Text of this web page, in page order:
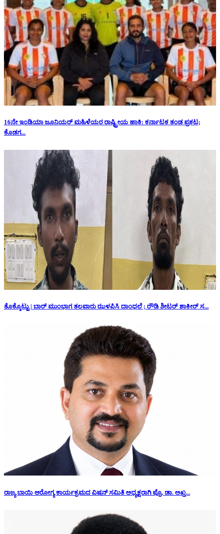
16ನೇ ಇಂಡಿಯಾ ಜೂನಿಯರ್ ಮಹಿಳೆಯರ ರಾಷ್ಟ್ರೀಯ ಹಾಕಿ: ಕರ್ನಾಟಕ ತಂಡ ಪ್ರಕಟ;
ಕೊಡಗ...
ತೊಕ್ಕೊಟ್ಟು | ಬಾರ್ ಮುಂಭಾಗ ತಲವಾರು ಝಳಪಿಸಿ ದಾಂಧಲೆ ; ರೌಡಿ ಶೀಟರ್ ಶಾಕೀರ್ ಸ...
ರಾಜ್ಯ ಬಾಯಿ ಆರೋಗ್ಯ ಕಾರ್ಯಕ್ರಮದ ವಿಷನ್ ಸಮಿತಿ ಅಧ್ಯಕ್ಷರಾಗಿ ಪ್ರೊ. ಡಾ. ಅಖ್ತ...